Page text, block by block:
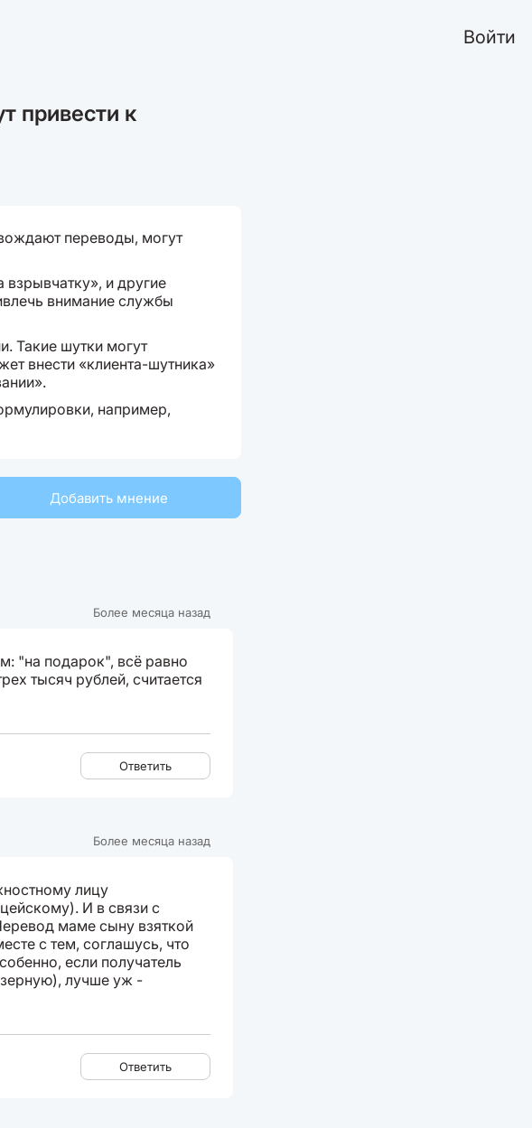
Войти
привести к
переводы, могут
взрывчатку», и другие
внимание службы
Такие шутки могут
внести «клиента-шутника»
например,
Добавить мнение
Более месяца назад
"на подарок", всё равно
тысяч рублей, считается
Ответить
Более месяца назад
лицу
И в связи с
маме сыну взяткой
с тем, соглашусь, что
если получатель
лучше уж -
Ответить